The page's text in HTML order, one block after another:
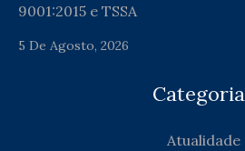
9001:2015 e TSSA
5 De Agosto, 2026
Atualidade